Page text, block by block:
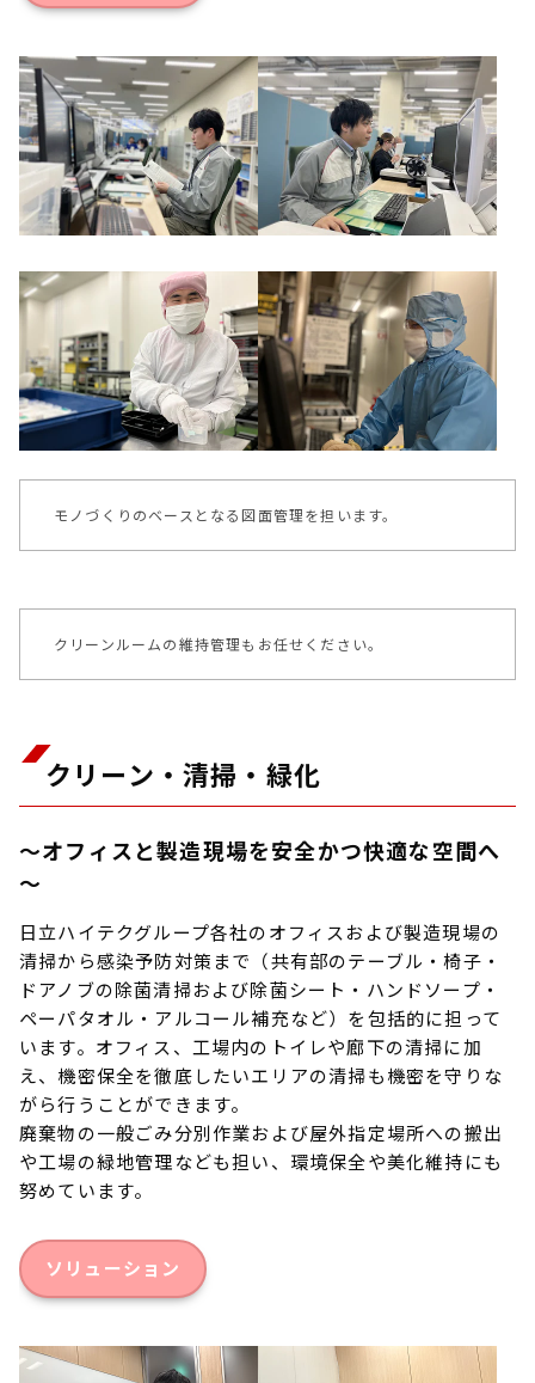
モノづくりのベースとなる図面管理を担います。
クリーンルームの維持管理もお任せください。
クリーン・清掃・緑化
～オフィスと製造現場を安全かつ快適な空間へ
～
日立ハイテクグループ各社のオフィスおよび製造現場の
清掃から感染予防対策まで（共有部のテーブル・椅子・
ドアノブの除菌清掃および除菌シート・ハンドソープ・
ペーパタオル・アルコール補充など）を包括的に担って
います。オフィス、工場内のトイレや廊下の清掃に加
え、機密保全を徹底したいエリアの清掃も機密を守りな
がら行うことができます。
廃棄物の一般ごみ分別作業および屋外指定場所への搬出
や工場の緑地管理なども担い、環境保全や美化維持にも
努めています。
ソリューション